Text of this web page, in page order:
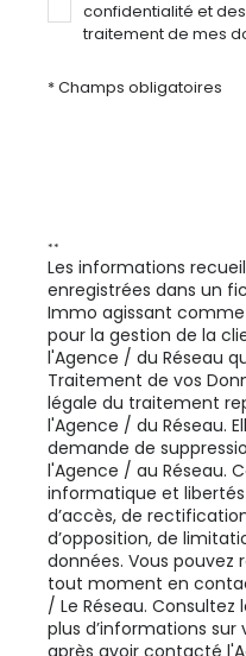
confidentialité et
traitement de mes
* Champs obligatoires
**
Les informations
enregistrées dans un
Immo agissant
pour la gestion de la
l'Agence / du Réseau
Traitement de vos
légale du traitement
l'Agence / du Réseau.
demande de
l'Agence / au Réseau.
informatique et libertés
d’accès, de
d’opposition, de
données. Vous
tout moment en
/ Le Réseau. Consultez
plus d’informations sur
après avoir contacté